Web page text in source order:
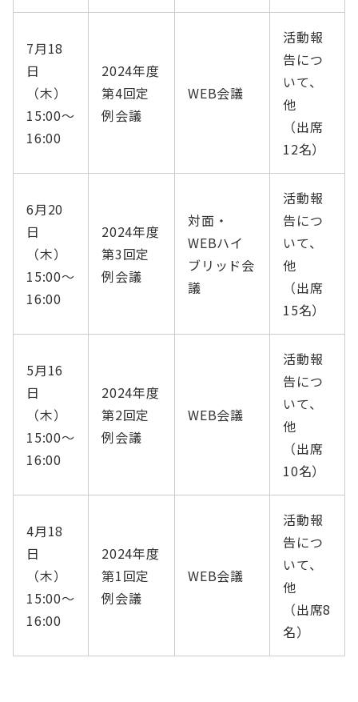
7月18
日
（木）
15:00〜
16:00
2024年度
第4回定
例会議
WEB会議
活動報
告につ
いて、
他
（出席
12名）
6月20
日
（木）
15:00〜
16:00
2024年度
第3回定
例会議
対面・
WEBハイ
ブリッド会
議
活動報
告につ
いて、
他
（出席
15名）
5月16
日
（木）
15:00〜
16:00
2024年度
第2回定
例会議
WEB会議
活動報
告につ
いて、
他
（出席
10名）
4月18
日
（木）
15:00〜
16:00
2024年度
第1回定
例会議
WEB会議
活動報
告につ
いて、
他
（出席8
名）